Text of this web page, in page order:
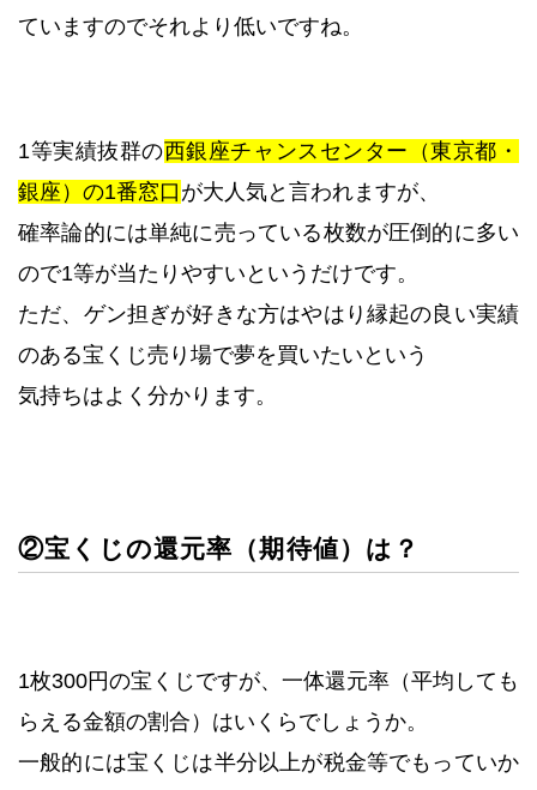
ていますのでそれより低いですね。
1等実績抜群の西銀座チャンスセンター（東京都・
銀座）の1番窓口 が大人気と言われますが、
確率論的には単純に売っている枚数が圧倒的に多い
ので1等が当たりやすいというだけです。
ただ、ゲン担ぎが好きな方はやはり縁起の良い実績
のある宝くじ売り場で夢を買いたいという
気持ちはよく分かります。
②宝くじの還元率（期待値）は？
1枚300円の宝くじですが、一体還元率（平均しても
らえる金額の割合）はいくらでしょうか。
一般的には宝くじは半分以上が税金等でもっていか